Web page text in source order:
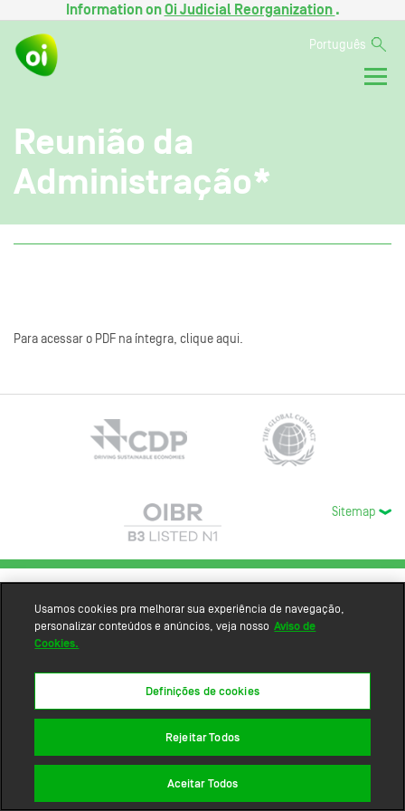
Information onOi Judicial Reorganization .
Português
Reunião da
Administração*
Para acessar o PDF na íntegra, clique aqui.
Sitemap
Usamos cookies pra melhorar sua experiência de navegação,
personalizar conteúdos e anúncios, veja nosso Aviso de
Cookies.
Definições de cookies
Rejeitar Todos
Aceitar Todos